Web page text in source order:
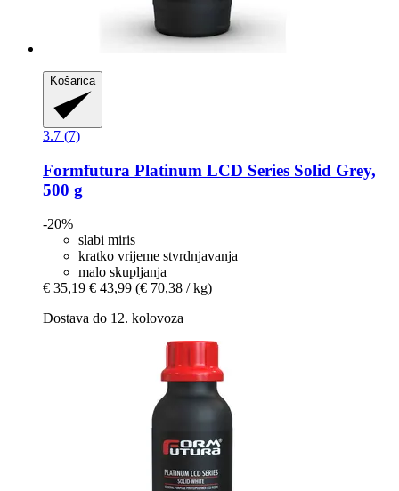
Košarica
3.7 (7)
Formfutura Platinum LCD Series Solid Grey,
500 g
-20%
slabi miris
kratko vrijeme stvrdnjavanja
malo skupljanja
€ 35,19 € 43,99 (€ 70,38 / kg)
Dostava do 12. kolovoza